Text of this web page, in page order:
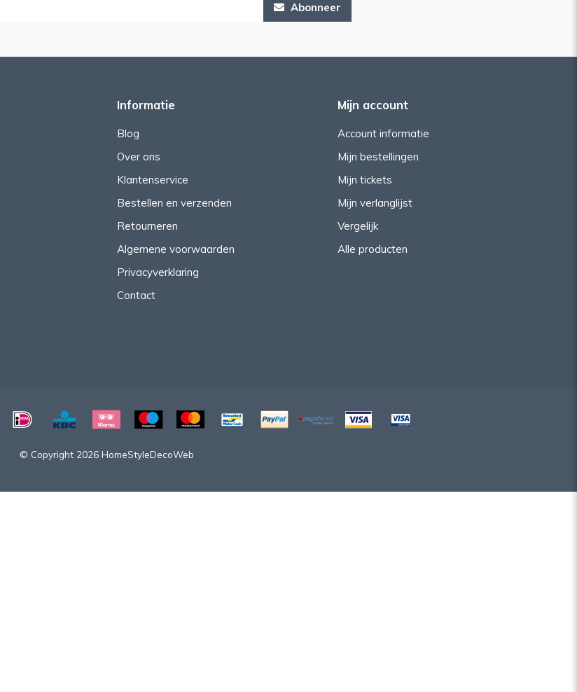
Abonneer
Informatie
Blog
Over ons
Klantenservice
Bestellen en verzenden
Retourneren
Algemene voorwaarden
Privacyverklaring
Contact
Mijn account
Account informatie
Mijn bestellingen
Mijn tickets
Mijn verlanglijst
Vergelijk
Alle producten
© Copyright 2026 HomeStyleDecoWeb